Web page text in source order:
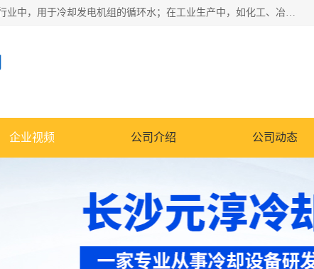
冷却塔广泛应用于工业、电力行业、空调系统等领域。在电力行业中，用于冷却发电机组的循环水；在工业生产中，如化工、冶金等行业，可降低生产过程中产生的热量；在空调系统中，为空调设备提供冷却水源
企业视频 公司介绍 公司动态